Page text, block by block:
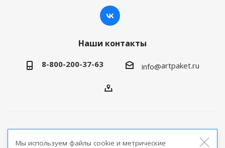
Наши контакты
8-800-200-37-63 info@artpaket.ru
продукции
Мы используем файлы cookie и метрические